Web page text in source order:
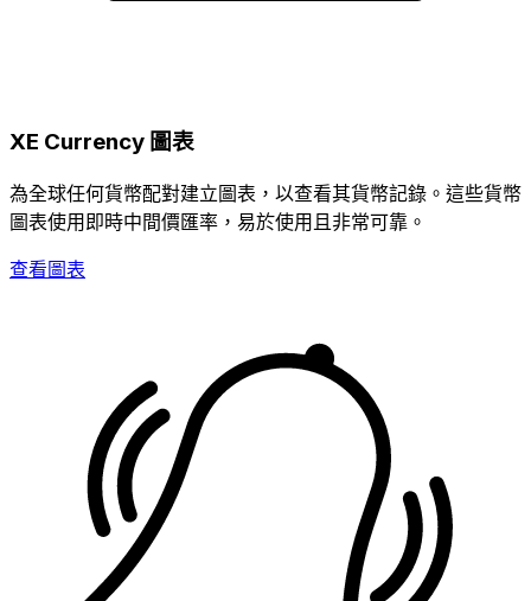
XE Currency 圖表
為全球任何貨幣配對建立圖表，以查看其貨幣記錄。這些貨幣
圖表使用即時中間價匯率，易於使用且非常可靠。
查看圖表